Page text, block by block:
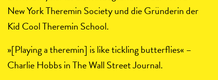
New York Theremin Society und die Gründerin der
Kid Cool Theremin School.
»[Playing a theremin] is like tickling butterflies« –
Charlie Hobbs in The Wall Street Journal.